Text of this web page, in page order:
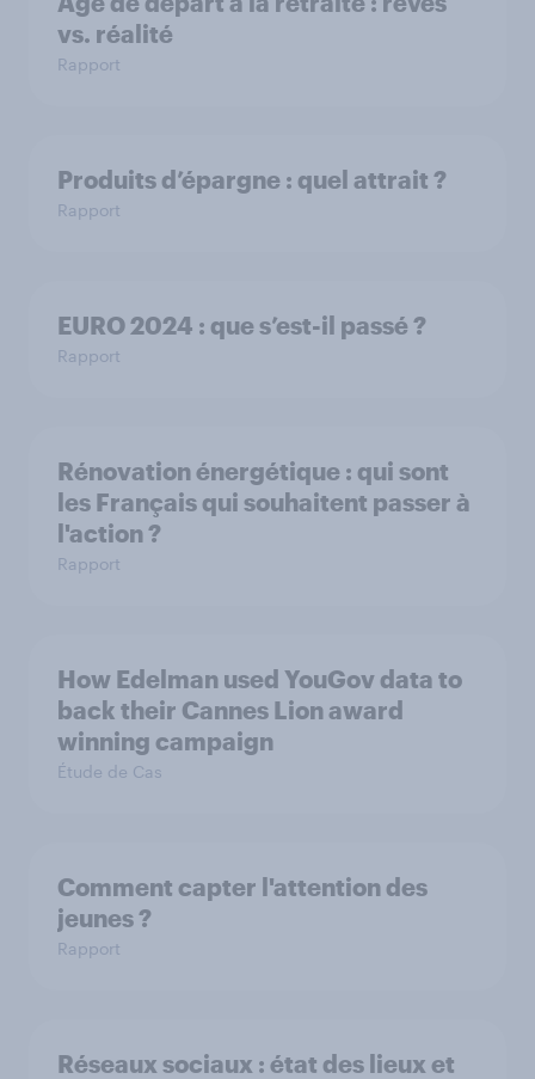
vs. réalité
Rapport
Produits d’épargne : quel attrait ?
Rapport
EURO 2024 : que s’est-il passé ?
Rapport
Rénovation énergétique : qui sont
les Français qui souhaitent passer à
l'action ?
Rapport
How Edelman used YouGov data to
back their Cannes Lion award
winning campaign
Étude de Cas
Comment capter l'attention des
jeunes ?
Rapport
Réseaux sociaux : état des lieux et